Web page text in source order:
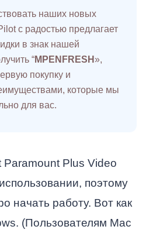
наших новых
с радостью предлагает
в знак нашей
“MPENFRESH»,
покупку и
которые мы
для вас.
Paramount Plus Video
поэтому
начать работу. Вот как
(Пользователям Mac